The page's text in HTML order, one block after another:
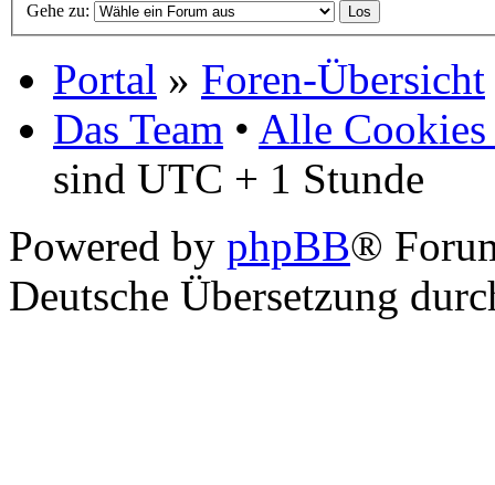
Gehe zu:
Portal » Foren-Übersicht
Das Team • Alle Cookies
sind UTC + 1 Stunde
Powered by phpBB®
Deutsche Übersetzung